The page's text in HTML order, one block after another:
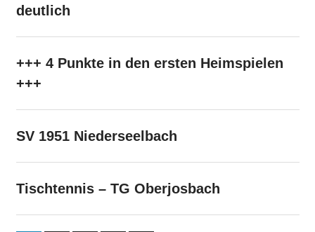
deutlich
+++ 4 Punkte in den ersten Heimspielen
+++
SV 1951 Niederseelbach
Tischtennis – TG Oberjosbach